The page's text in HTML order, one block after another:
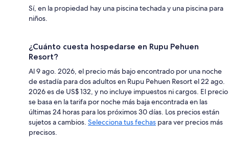
Sí, en la propiedad hay una piscina techada y una piscina para
niños.
¿Cuánto cuesta hospedarse en Rupu Pehuen
Resort?
Al 9 ago. 2026, el precio más bajo encontrado por una noche
de estadía para dos adultos en Rupu Pehuen Resort el 22 ago.
2026 es de US$ 132, y no incluye impuestos ni cargos. El precio
se basa en la tarifa por noche más baja encontrada en las
últimas 24 horas para los próximos 30 días. Los precios están
sujetos a cambios. Selecciona tus fechas para ver precios más
precisos.